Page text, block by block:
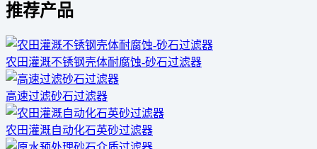
推荐产品
农田灌溉不锈钢壳体耐腐蚀-砂石过滤器
高速过滤砂石过滤器
农田灌溉自动化石英砂过滤器